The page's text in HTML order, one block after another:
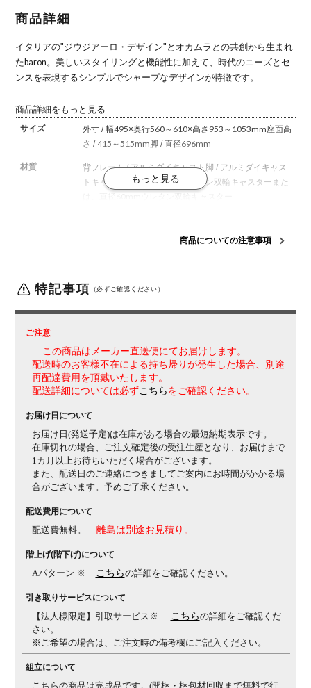
ラ
ラ
ムラ
商品詳細
イタリアの"ジウジアーロ・デザイン"とオカムラとの共創から生まれ
たbaron。美しいスタイリングと機能性に加えて、時代のニーズとセ
ンスを表現するシンプルでシャープなデザインが特徴です。
商品詳細をもっと見る
サイズ
外寸 / 幅495×奥行560～610×高さ953～1053mm座面高
さ / 415～515mm脚 / 直径696mm
材質 背フレーム / アルミダイキャスト 脚 / アルミダイキャス
ト キャスター / 直径60mmナイロン双輪キャスターまた
ナイロンキャスターまたは、ウレタンキャスターの2種
確定後の変更は不可となります。
機能
・アンクルチルトリクライニング(リクライニング角度
座面高さ調節(上下100mm)・座面奥行き調整(前後
50mm)
生産国 日本
保証について 1～8年保証(部位により保証期間が変わります)
人日本オフィス家具協会(JOIFA)規定に基づく※詳しく
はこちらの保証ページをご確認ください。
変更点
張地：モール糸入りで光沢感のある織物 ⇒ 落ち着いた
光沢で透明感がある織物 に変更
オレンジレッド 張地変更に伴い名称変更(変更日：ブラ
ック 2024年5月1日、その他カラー 2025年1月より順
備考 ・スタンダードメッシュ
ンバーサポート付き(上下5段階(50mm)調節可能)
ーン購入法適合商品
商品についての注意事項
特記事項 （必ずご確認ください）
ご注意
この商品はメーカー直送便にてお届けします。
配送時のお客様不在による持ち帰りが発生した場合、別途
再配達費用を頂戴いたします。
配送詳細については必ずこちら をご確認ください。
お届け日について
お届け日(発送予定)は在庫がある場合の最短納期表示です。
在庫切れの場合、ご注文確定後の受注生産となり、お届けまで
1カ月以上お待ちいただく場合がございます。
また、配送日のご連絡につきましてご案内にお時間がかかる場
合がございます。予めご了承ください。
配送費用について
配送費無料。 離島は別途お見積り。
階上げ(階下げ)について
Aパターン ※ こちらの詳細をご確認ください。
引き取りサービスについて
【法人様限定】引取サービス※ こちらの詳細をご確認くだ
さい。
※ご希望の場合は、ご注文時の備考欄にご記入ください。
組立について
こちらの商品は完成品です。(開梱・梱包材回収まで無料で行